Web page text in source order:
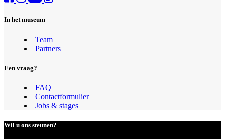
In het museum
Team
Partners
Een vraag?
FAQ
Contactformulier
Jobs & stages
Wil u ons steunen?